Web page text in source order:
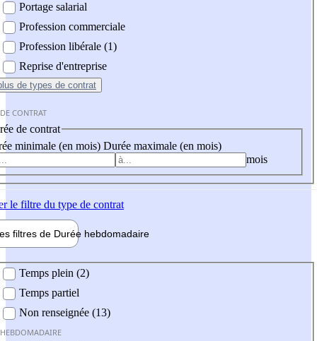
Portage salarial
Profession commerciale
Profession libérale (1)
Reprise d'entreprise
de types de contrat
CONTRAT
de contrat
minimale (en mois) Durée maximale (en mois)
mois
le filtre du type de contrat
filtres de Durée hebdomadaire
Temps plein (2)
Temps partiel
Non renseignée (13)